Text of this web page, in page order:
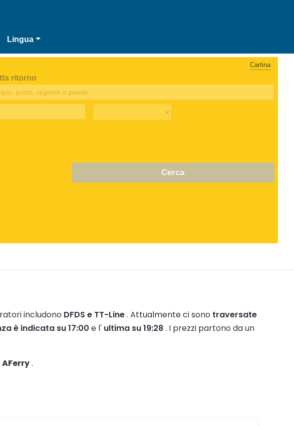
Lingua
Cartina
ritorno
Cerca
includono DFDS e TT-Line. Attualmente ci sono traversate
è indicata su 17:00 e l' ultima su 19:28. I prezzi partono da un
AFerry.